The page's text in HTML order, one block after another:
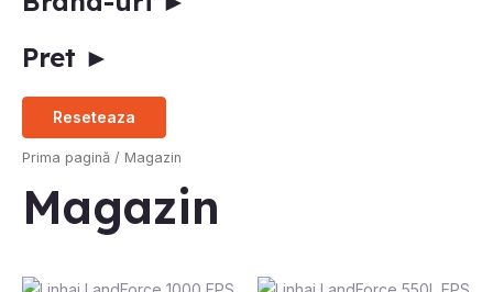
Pret ►
Reseteaza
Prima pagină / Magazin
Magazin